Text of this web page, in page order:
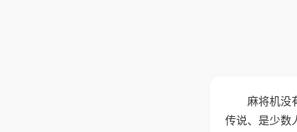
麻将机没
传说、是少数